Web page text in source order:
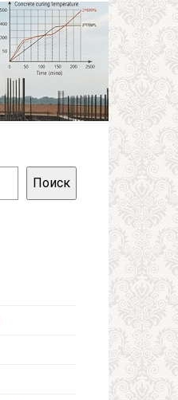
Поиск